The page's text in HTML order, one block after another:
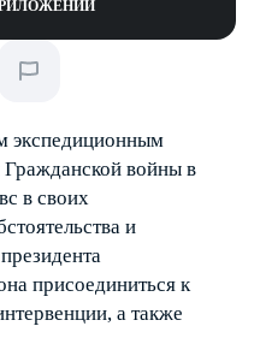
экспедиционным
войны в
в своих
и
присоединиться к
а также